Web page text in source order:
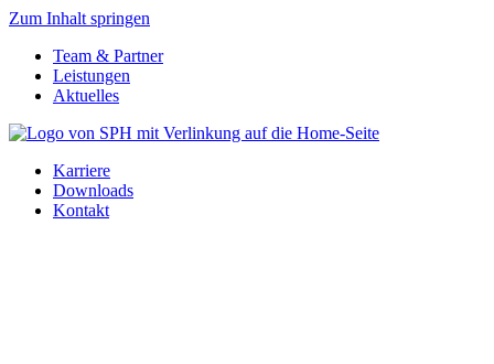
Zum Inhalt springen
Team & Partner
Leistungen
Aktuelles
Karriere
Downloads
Kontakt